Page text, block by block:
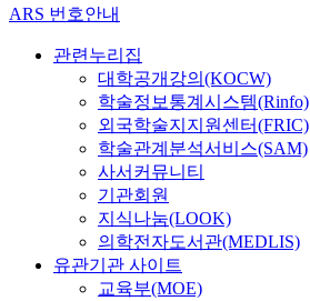
ARS 번호안내
관련누리집
대학공개강의(KOCW)
학술정보통계시스템(Rinfo)
외국학술지지원센터(FRIC)
학술관계분석서비스(SAM)
사서커뮤니티
기관회원
지식나눔(LOOK)
의학전자도서관(MEDLIS)
유관기관 사이트
교육부(MOE)